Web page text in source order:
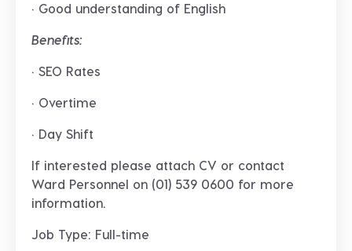
· Good understanding of English
Benefits:
· SEO Rates
· Overtime
· Day Shift
If interested please attach CV or contact
Ward Personnel on (01) 539 0600 for more
information.
Job Type: Full-time